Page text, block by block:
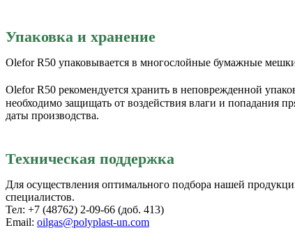
Упаковка и хранение
Olefor R50 упаковывается в многослойные бумажные
Olefor R50 рекомендуется хранить в неповрежденной
необходимо защищать от воздействия влаги и попадания
даты производства.
Техническая поддержка
Для осуществления оптимального подбора нашей
специалистов.
Тел: +7 (48762) 2-09-66 (доб. 413)
Email: oilgas@polyplast-un.com